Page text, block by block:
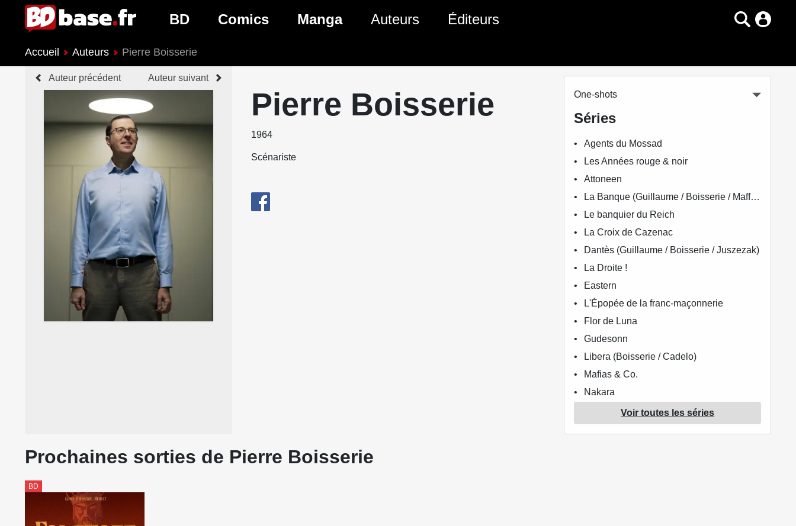
BD
Nouveautés BD
Prochaines sorties BD
Comics
Genres Comics
Manga
Genres Manga
Auteurs Éditeurs
Accueil Auteurs Pierre Boisserie
Auteur précédent Auteur suivant
Pierre Boisserie
1964
Scénariste
One-shots
Séries
Agents du Mossad
Les Années rouge & noir
Attoneen
La Banque (Guillaume / Boisserie / Maffre)
Le banquier du Reich
La Croix de Cazenac
Dantès (Guillaume / Boisserie / Juszezak)
La Droite !
Eastern
L'Épopée de la franc-maçonnerie
Flor de Luna
Gudesonn
Libera (Boisserie / Cadelo)
Mafias & Co.
Nakara
Nova Genesis
L'or des Belges
Voir toutes les séries
Prochaines sorties de Pierre Boisserie
BD